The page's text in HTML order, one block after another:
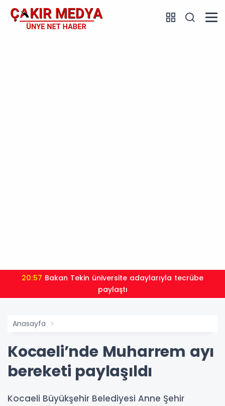
20:57
paylaştı
Anasayfa
Kocaeli’nde Muharrem ayı
bereketi paylaşıldı
Kocaeli Büyükşehir Belediyesi Anne Şehir